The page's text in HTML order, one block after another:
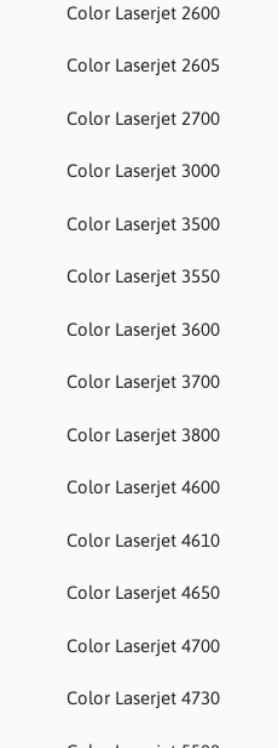
Color Laserjet 2600
Color Laserjet 2605
Color Laserjet 2700
Color Laserjet 3000
Color Laserjet 3500
Color Laserjet 3550
Color Laserjet 3600
Color Laserjet 3700
Color Laserjet 3800
Color Laserjet 4600
Color Laserjet 4610
Color Laserjet 4650
Color Laserjet 4700
Color Laserjet 4730